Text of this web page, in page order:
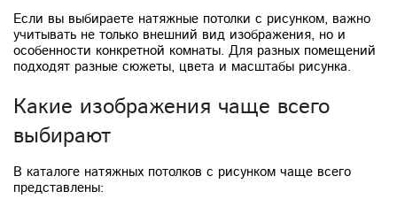
Если вы выбираете натяжные потолки с рисунком, важно
учитывать не только внешний вид изображения, но и
особенности конкретной комнаты. Для разных помещений
подходят разные сюжеты, цвета и масштабы рисунка.
Какие изображения чаще всего
выбирают
В каталоге натяжных потолков с рисунком чаще всего
представлены: